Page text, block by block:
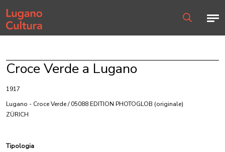
Home page
Croce Verde a Lugano
1917
Lugano - Croce Verde / 05088 EDITION PHOTOGLOB (originale)
ZÜRICH
Tipologia